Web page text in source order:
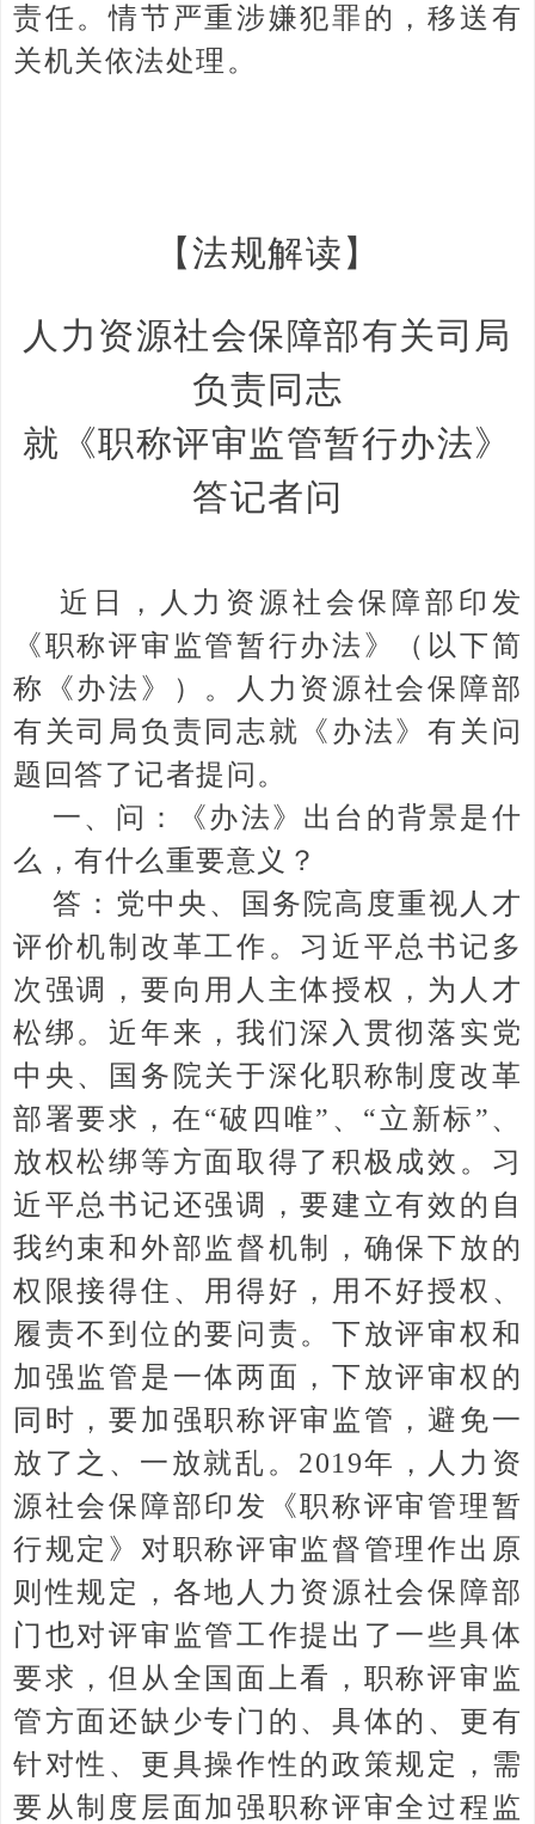
责任。情节严重涉嫌犯罪的，移送有
关机关依法处理。
【法规解读】
人力资源社会保障部有关司局
负责同志
就《职称评审监管暂行办法》
答记者问
近日，人力资源社会保障部印发
《职称评审监管暂行办法》（以下简
称《办法》）。人力资源社会保障部
有关司局负责同志就《办法》有关问
题回答了记者提问。
一、问：《办法》出台的背景是什
么，有什么重要意义？
答：党中央、国务院高度重视人才
评价机制改革工作。习近平总书记多
次强调，要向用人主体授权，为人才
松绑。近年来，我们深入贯彻落实党
中央、国务院关于深化职称制度改革
部署要求，在“破四唯”、“立新标”、
放权松绑等方面取得了积极成效。习
近平总书记还强调，要建立有效的自
我约束和外部监督机制，确保下放的
权限接得住、用得好，用不好授权、
履责不到位的要问责。下放评审权和
加强监管是一体两面，下放评审权的
同时，要加强职称评审监管，避免一
放了之、一放就乱。2019年，人力资
源社会保障部印发《职称评审管理暂
行规定》对职称评审监督管理作出原
则性规定，各地人力资源社会保障部
门也对评审监管工作提出了一些具体
要求，但从全国面上看，职称评审监
管方面还缺少专门的、具体的、更有
针对性、更具操作性的政策规定，需
要从制度层面加强职称评审全过程监